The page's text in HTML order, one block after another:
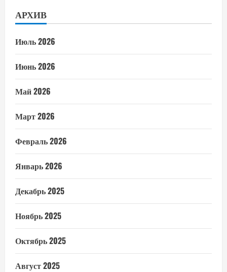
АРХИВ
Июль 2026
Июнь 2026
Май 2026
Март 2026
Февраль 2026
Январь 2026
Декабрь 2025
Ноябрь 2025
Октябрь 2025
Август 2025